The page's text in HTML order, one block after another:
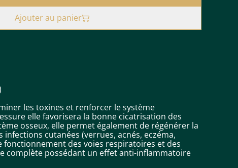
Ajouter au panier
les toxines et renforcer le système
elle favorisera la bonne cicatrisation des
osseux, elle permet également de régénérer la
infections cutanées (verrues, acnés, eczéma,
fonctionnement des voies respiratoires et des
complète possédant un effet anti-inflammatoire